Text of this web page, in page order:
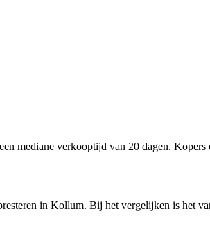
mediane verkooptijd van 20 dagen. Kopers
in Kollum. Bij het vergelijken is het